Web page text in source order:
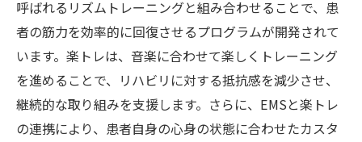
EMSと楽トレを通じて得られるリハビリの
進化
神奈川県の脳梗塞リハビリで試すEMSと楽トレ
の効果的な組み合わせ
神奈川県でのEMSと楽トレの導入背景
呼ばれるリズムトレーニングと組み合わせることで、患
者の筋力を効率的に回復させるプログラムが開発されて
います。楽トレは、音楽に合わせて楽しくトレーニング
を進めることで、リハビリに対する抵抗感を減少させ、
継続的な取り組みを支援します。さらに、EMSと楽トレ
の連携により、患者自身の心身の状態に合わせたカスタ